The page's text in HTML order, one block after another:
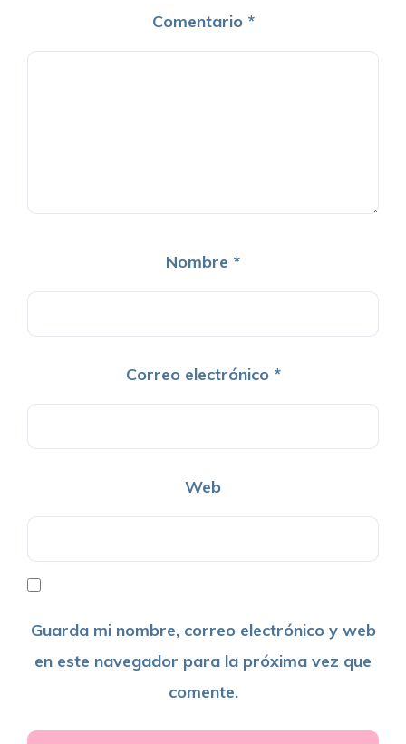
Comentario *
Nombre *
Correo electrónico *
Web
Guarda mi nombre, correo electrónico y web
en este navegador para la próxima vez que
comente.